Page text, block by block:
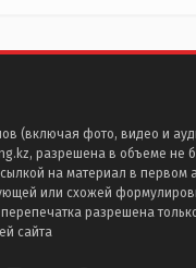
(включая фото, видео и
разрешена в объеме не
на материал в первом
или схожей
разрешена
сайта